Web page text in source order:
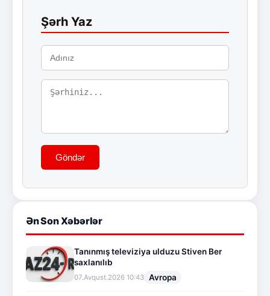
Şərh Yaz
Göndər
Ən Son Xəbərlər
Tanınmış televiziya ulduzu Stiven Ber
saxlanılıb
07.Avqust.2026 10:43 Avropa